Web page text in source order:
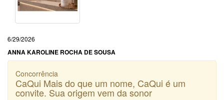
6/29/2026
ANNA KAROLINE ROCHA DE SOUSA
Concorrência
CaQui Mais do que um nome, CaQui é um
convite. Sua origem vem da sonor